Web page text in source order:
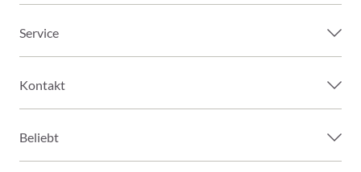
Service
Kontakt
Beliebt